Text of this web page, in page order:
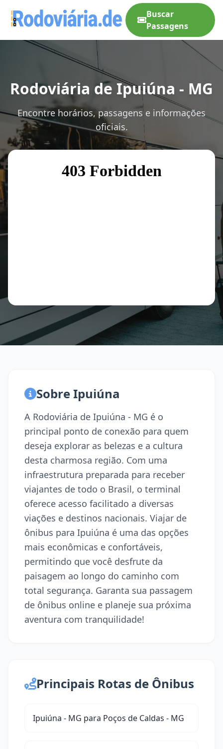
Buscar
Passagens
Rodoviária de Ipuiúna - MG
Encontre horários, passagens e informações
oficiais.
Sobre Ipuiúna
A Rodoviária de Ipuiúna - MG é o
principal ponto de conexão para quem
deseja explorar as belezas e a cultura
desta charmosa região. Com uma
infraestrutura preparada para receber
viajantes de todo o Brasil, o terminal
oferece acesso facilitado a diversas
viações e destinos nacionais. Viajar de
ônibus para Ipuiúna é uma das opções
mais econômicas e confortáveis,
permitindo que você desfrute da
paisagem ao longo do caminho com
total segurança. Garanta sua passagem
de ônibus online e planeje sua próxima
aventura com tranquilidade!
Principais Rotas de Ônibus
Ipuiúna - MG para Poços de Caldas - MG